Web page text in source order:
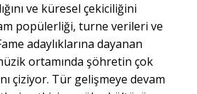
ve küresel çekiciliğini
popülerliği, turne verileri ve
adaylıklarına dayanan
ortamında şöhretin çok
çiziyor. Tür gelişmeye devam